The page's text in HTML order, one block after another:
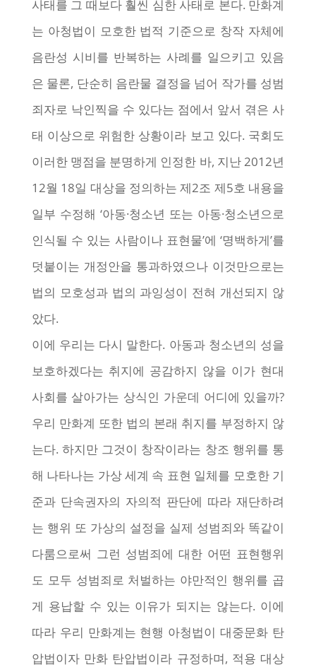
사태를 그 때보다 훨씬 심한 사태로 본다. 만화계
는 아청법이 모호한 법적 기준으로 창작 자체에
음란성 시비를 반복하는 사례를 일으키고 있음
은 물론, 단순히 음란물 결정을 넘어 작가를 성범
죄자로 낙인찍을 수 있다는 점에서 앞서 겪은 사
태 이상으로 위험한 상황이라 보고 있다. 국회도
이러한 맹점을 분명하게 인정한 바, 지난 2012년
12월 18일 대상을 정의하는 제2조 제5호 내용을
일부 수정해 ‘아동·청소년 또는 아동·청소년으로
인식될 수 있는 사람이나 표현물’에 ‘명백하게’를
덧붙이는 개정안을 통과하였으나 이것만으로는
법의 모호성과 법의 과잉성이 전혀 개선되지 않
았다.
이에 우리는 다시 말한다. 아동과 청소년의 성을
보호하겠다는 취지에 공감하지 않을 이가 현대
사회를 살아가는 상식인 가운데 어디에 있을까?
우리 만화계 또한 법의 본래 취지를 부정하지 않
는다. 하지만 그것이 창작이라는 창조 행위를 통
해 나타나는 가상 세계 속 표현 일체를 모호한 기
준과 단속권자의 자의적 판단에 따라 재단하려
는 행위 또 가상의 설정을 실제 성범죄와 똑같이
다룸으로써 그런 성범죄에 대한 어떤 표현행위
도 모두 성범죄로 처벌하는 야만적인 행위를 곱
게 용납할 수 있는 이유가 되지는 않는다. 이에
따라 우리 만화계는 현행 아청법이 대중문화 탄
압법이자 만화 탄압법이라 규정하며, 적용 대상